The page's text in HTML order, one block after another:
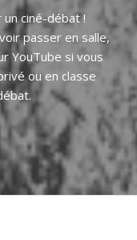
ciné-débat !
passer en salle,
YouTube si vous
ou en classe